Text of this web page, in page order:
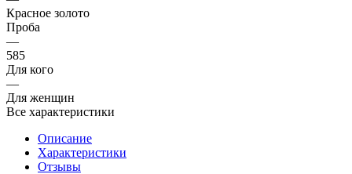
Красное золото
Проба
—
585
Для кого
—
Для женщин
Все характеристики
Описание
Характеристики
Отзывы